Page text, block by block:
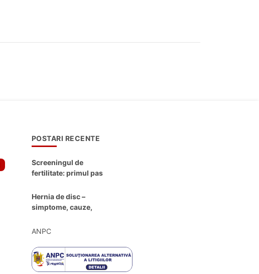
POSTARI RECENTE
Screeningul de
fertilitate: primul pas
Hernia de disc –
simptome, cauze,
moderne de
ANPC